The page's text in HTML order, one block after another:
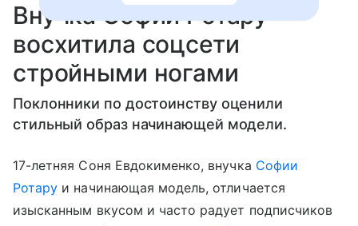
Внучка Софии Ротару
восхитила соцсети
стройными ногами
Поклонники по достоинству оценили
стильный образ начинающей модели.
17-летняя Соня Евдокименко, внучка Софии
Ротару и начинающая модель, отличается
изысканным вкусом и часто радует подписчиков